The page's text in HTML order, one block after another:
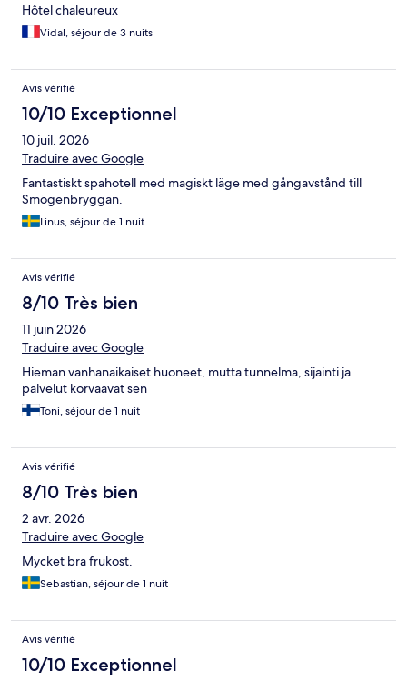
Hôtel chaleureux
Vidal, séjour de 3 nuits
Avis vérifié
10/10 Exceptionnel
10 juil. 2026
Traduire avec Google
Fantastiskt spahotell med magiskt läge med gångavstånd till
Smögenbryggan.
Linus, séjour de 1 nuit
Avis vérifié
8/10 Très bien
11 juin 2026
Traduire avec Google
Hieman vanhanaikaiset huoneet, mutta tunnelma, sijainti ja
palvelut korvaavat sen
Toni, séjour de 1 nuit
Avis vérifié
8/10 Très bien
2 avr. 2026
Traduire avec Google
Mycket bra frukost.
Sebastian, séjour de 1 nuit
Avis vérifié
10/10 Exceptionnel